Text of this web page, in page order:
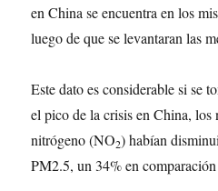
en China se encuentra en los
luego de que se levantaran las
Este dato es considerable si se
el pico de la crisis en China,
nitrógeno (NO2) habían
PM2.5, un 34% en